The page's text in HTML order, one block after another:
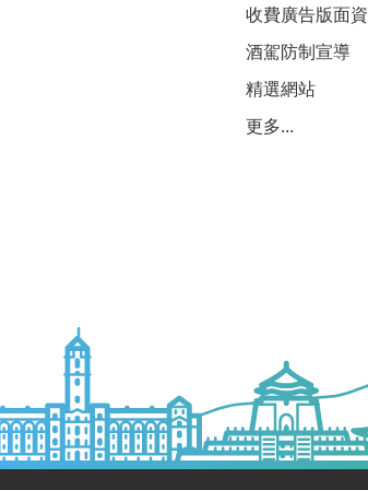
收費廣告版面
酒駕防制宣導
精選網站
更多...